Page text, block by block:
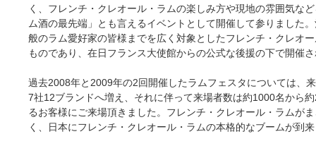
く、フレンチ・クレオール・ラムの楽しみ方や現地の雰囲気な
ム酒の最先端」とも言えるイベントとして開催して参りました
般のラム愛好家の皆様までを広く対象としたフレンチ・クレオ
ものであり、在日フランス大使館からの公式な後援の下で開催
過去2008年と2009年の2回開催したラムフェスタについては、
7社12ブランドへ増え、それに伴って来場者数は約1000名から
るお客様にご来場頂きました。フレンチ・クレオール・ラムが
く、日本にフレンチ・クレオール・ラムの本格的なブームが到